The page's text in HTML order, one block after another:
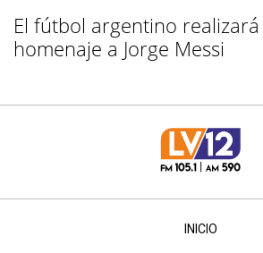
El fútbol argentino
homenaje a Jorge Messi
INICIO